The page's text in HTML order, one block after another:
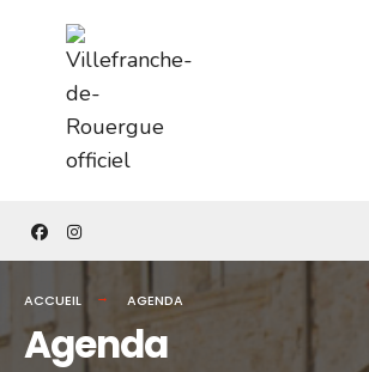
content
ACCUEIL AGENDA
Agenda
for: